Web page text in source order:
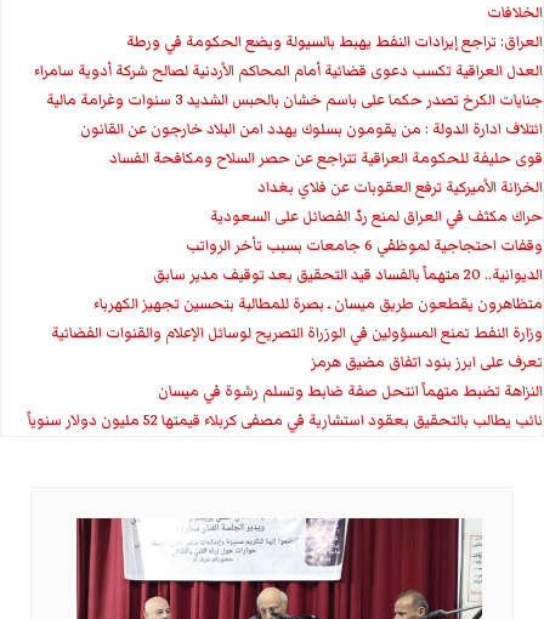
الخلافات
العراق: تراجع إيرادات النفط يهبط بالسيولة ويضع الحكومة في ورطة
العدل العراقية تكسب دعوى قضائية أمام المحاكم الأردنية لصالح شركة أدوية سامراء
جنايات الكرخ تصدر حكما على باسم خشان بالحبس الشديد 3 سنوات وغرامة مالية
ائتلاف ادارة الدولة : من يقومون بسلوك يهدد امن البلاد خارجون عن القانون
قوى حليفة للحكومة العراقية تتراجع عن حصر السلاح ومكافحة الفساد
الخزانة الأميركية ترفع العقوبات عن فلاي بغداد
حراك مكثف في العراق لمنع ردّ الفصائل على السعودية
وقفات احتجاجية لموظفي 6 جامعات بسبب تأخر الرواتب
الديوانية.. 20 متهماً بالفساد قيد التحقيق بعد توقيف مدير سابق
متظاهرون يقطعون طريق ميسان ـ بصرة للمطالبة بتحسين تجهيز الكهرباء
وزارة النفط تمنع المسؤولين في الوزراة التصريح لوسائل الإعلام والقنوات الفضائية
تعرف على ابرز بنود اتفاق مضيق هرمز
النزاهة تضبط متهماً انتحل صفة ضابط وتسلم رشوة في ميسان
نائب يطالب بالتحقيق بعقود استشارية في مصفى كربلاء قيمتها 52 مليون دولار سنوياً